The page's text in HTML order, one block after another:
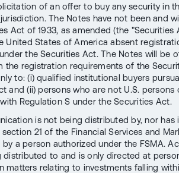
of an offer to buy any security in
The Notes have not been and
Act of 1933, as amended (the
United States of America absent
the Securities Act. The Notes will be
the registration requirements of the
to: (i) qualified institutional buyers
and (ii) persons who are not U.S.
Regulation S under the Securities Act.
is not being distributed by, nor
21 of the Financial Services and
by a person authorized under the FSMA.
distributed to and is only directed at
matters relating to investments falling